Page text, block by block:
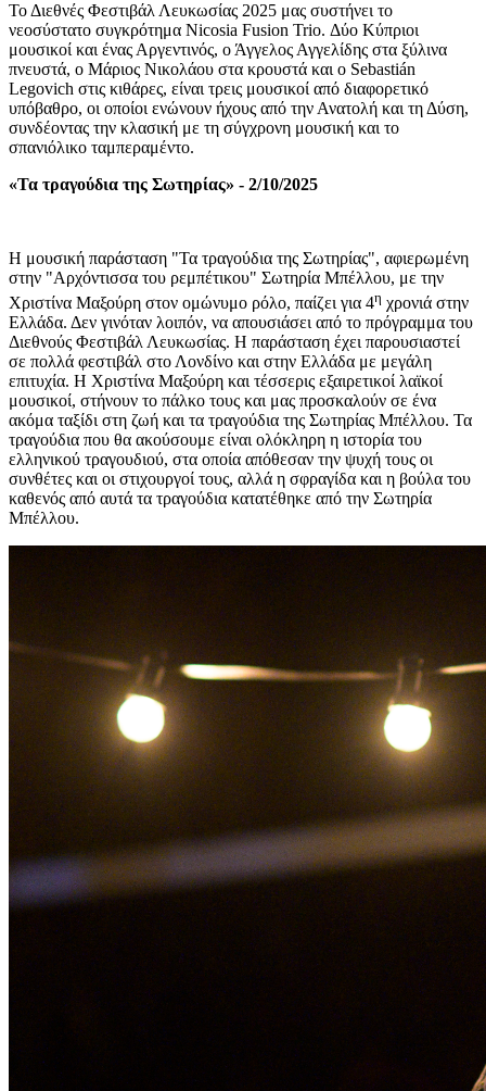
Το Διεθνές Φεστιβάλ Λευκωσίας 2025 μας συστήνει το
νεοσύστατο συγκρότημα Nicosia Fusion Trio. Δύο Κύπριοι
μουσικοί και ένας Αργεντινός, ο Άγγελος Αγγελίδης στα ξύλινα
πνευστά, ο Μάριος Νικολάου στα κρουστά και ο Sebastián
Legovich στις κιθάρες, είναι τρεις μουσικοί από διαφορετικό
υπόβαθρο, οι οποίοι ενώνουν ήχους από την Ανατολή και τη Δύση,
συνδέοντας την κλασική με τη σύγχρονη μουσική και το
σπανιόλικο ταμπεραμέντο.
«Τα τραγούδια της Σωτηρίας» - 2/10/2025
Η μουσική παράσταση "Τα τραγούδια της Σωτηρίας", αφιερωμένη
στην "Αρχόντισσα του ρεμπέτικου" Σωτηρία Μπέλλου, με την
Χριστίνα Μαξούρη στον ομώνυμο ρόλο, παίζει για 4η χρονιά στην
Ελλάδα. Δεν γινόταν λοιπόν, να απουσιάσει από το πρόγραμμα του
Διεθνούς Φεστιβάλ Λευκωσίας. Η παράσταση έχει παρουσιαστεί
σε πολλά φεστιβάλ στο Λονδίνο και στην Ελλάδα με μεγάλη
επιτυχία. Η Χριστίνα Μαξούρη και τέσσερις εξαιρετικοί λαϊκοί
μουσικοί, στήνουν το πάλκο τους και μας προσκαλούν σε ένα
ακόμα ταξίδι στη ζωή και τα τραγούδια της Σωτηρίας Μπέλλου. Τα
τραγούδια που θα ακούσουμε είναι ολόκληρη η ιστορία του
ελληνικού τραγουδιού, στα οποία απόθεσαν την ψυχή τους οι
συνθέτες και οι στιχουργοί τους, αλλά η σφραγίδα και η βούλα του
καθενός από αυτά τα τραγούδια κατατέθηκε από την Σωτηρία
Μπέλλου.